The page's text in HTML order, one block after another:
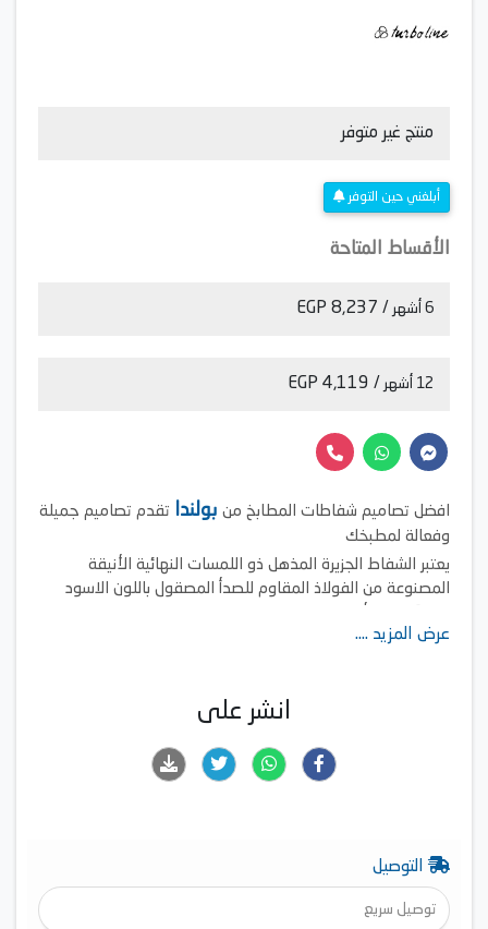
منتج غير متوفر
أبلغني حين التوفر
الأقساط المتاحة
6 أشهر / 8,237 EGP
12 أشهر / 4,119 EGP
افضل تصاميم شفاطات المطابخ من بولندا
تقدم تصاميم جميلة
وفعالة لمطبخك
يعتبر الشفاط الجزيرة المذهل ذو اللمسات النهائية الأنيقة
المصنوعة من الفولاذ المقاوم للصدأ المصقول باللون الاسود
فهو ينقي الهواء بهدوء مع توفير الإضاءة المحيطة لمنطقة
صحية نظيفة وخالية من الشحوم
عرض المزيد ....
انشر على
التوصيل
توصيل سريع